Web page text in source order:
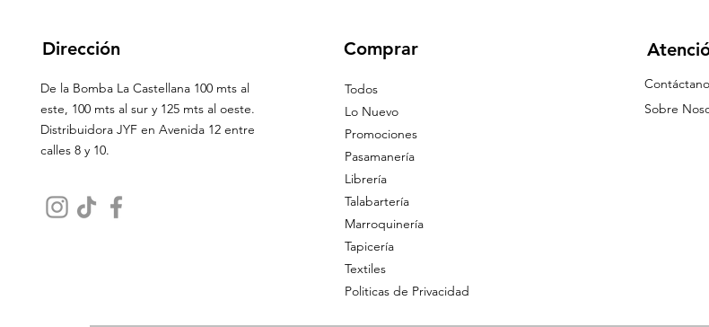
Dirección
De la Bomba La Castellana 100 mts al
este, 100 mts al sur y 125 mts al oeste.
Distribuidora JYF en Avenida 12 entre
calles 8 y 10.
Comprar
Todos
Lo Nuevo
Promociones
Pasamanería
Librería
Talabartería
Marroquinería
Tapicería
Textiles
Politicas de Privacidad
Sobre